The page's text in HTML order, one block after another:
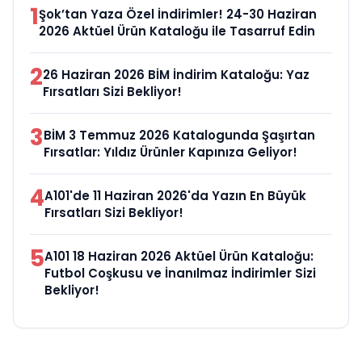
1Şok’tan Yaza Özel İndirimler! 24-30 Haziran
2026 Aktüel Ürün Kataloğu ile Tasarruf Edin
226 Haziran 2026 BİM İndirim Kataloğu: Yaz
Fırsatları Sizi Bekliyor!
3BİM 3 Temmuz 2026 Katalogunda Şaşırtan
Fırsatlar: Yıldız Ürünler Kapınıza Geliyor!
4A101'de 11 Haziran 2026'da Yazın En Büyük
Fırsatları Sizi Bekliyor!
5A101 18 Haziran 2026 Aktüel Ürün Kataloğu:
Futbol Coşkusu ve İnanılmaz İndirimler Sizi
Bekliyor!